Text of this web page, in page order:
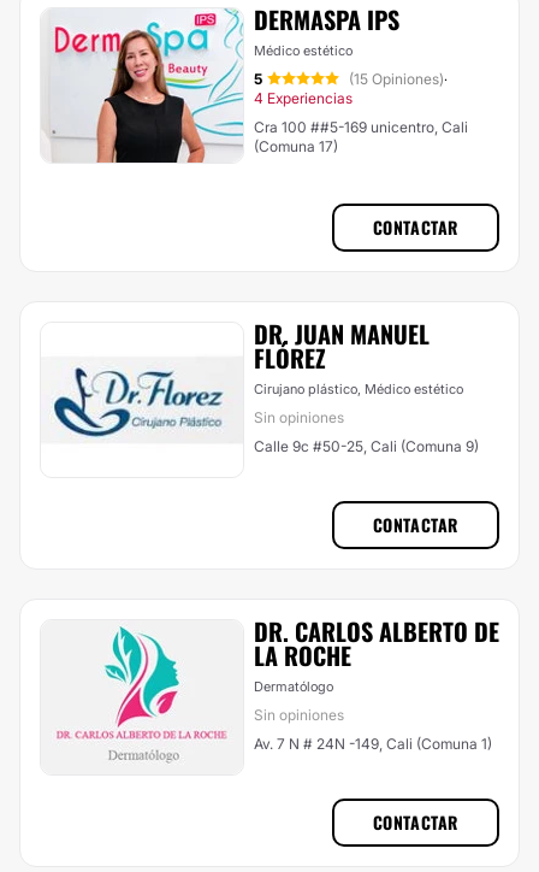
DERMASPA IPS
Médico estético
5 (15 Opiniones)·
4 Experiencias
Cra 100 ##5-169 unicentro, Cali
(Comuna 17)
CONTACTAR
DR. JUAN MANUEL
FLÓREZ
Cirujano plástico, Médico estético
Sin opiniones
Calle 9c #50-25, Cali (Comuna 9)
CONTACTAR
DR. CARLOS ALBERTO DE
LA ROCHE
Dermatólogo
Sin opiniones
Av. 7 N # 24N -149, Cali (Comuna 1)
CONTACTAR